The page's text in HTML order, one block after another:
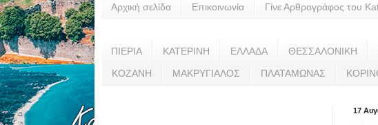
Αρχική σελίδα Επικοινωνία Γίνε Αρθρογράφος του
ΠΙΕΡΙΑ ΚΑΤΕΡΙΝΗ ΕΛΛΑΔΑ ΘΕΣΣΑΛΟΝΙΚΗ
ΚΟΖΑΝΗ ΜΑΚΡΥΓΙΑΛΟΣ ΠΛΑΤΑΜΩΝΑΣ
17